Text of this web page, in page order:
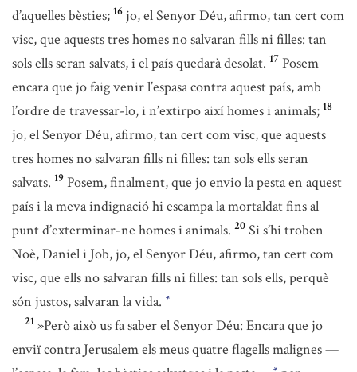
d’aquelles bèsties; 16 jo, el Senyor Déu, afirmo, tan cert com
visc, que aquests tres homes no salvaran fills ni filles: tan
sols ells seran salvats, i el país quedarà desolat. 17 Posem
encara que jo faig venir l’espasa contra aquest país, amb
l’ordre de travessar-lo, i n’extirpo així homes i animals; 18
jo, el Senyor Déu, afirmo, tan cert com visc, que aquests
tres homes no salvaran fills ni filles: tan sols ells seran
salvats. 19 Posem, finalment, que jo envio la pesta en aquest
país i la meva indignació hi escampa la mortaldat fins al
punt d’exterminar-ne homes i animals. 20 Si s’hi troben
Noè, Daniel i Job, jo, el Senyor Déu, afirmo, tan cert com
visc, que ells no salvaran fills ni filles: tan sols ells, perquè
són justos, salvaran la vida. *
21 »Però això us fa saber el Senyor Déu: Encara que jo
enviï contra Jerusalem els meus quatre flagells malignes —